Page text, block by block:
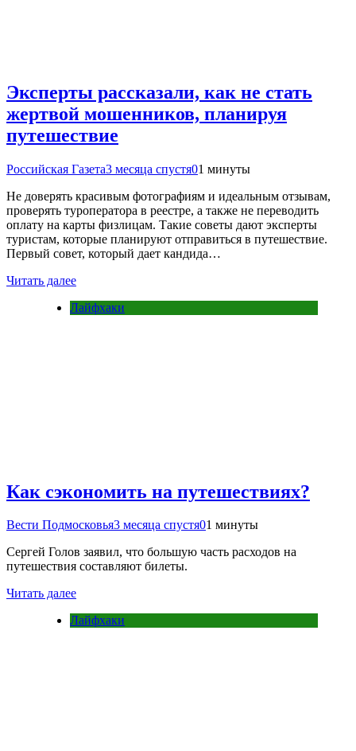
Эксперты рассказали, как не стать
жертвой мошенников, планируя
путешествие
Российская Газета3 месяца спустя01 минуты
Не доверять красивым фотографиям и идеальным отзывам,
проверять туроператора в реестре, а также не переводить
оплату на карты физлицам. Такие советы дают эксперты
туристам, которые планируют отправиться в путешествие.
Первый совет, который дает кандида…
Читать далее
Лайфхаки
Как сэкономить на путешествиях?
Вести Подмосковья3 месяца спустя01 минуты
Сергей Голов заявил, что большую часть расходов на
путешествия составляют билеты.
Читать далее
Лайфхаки